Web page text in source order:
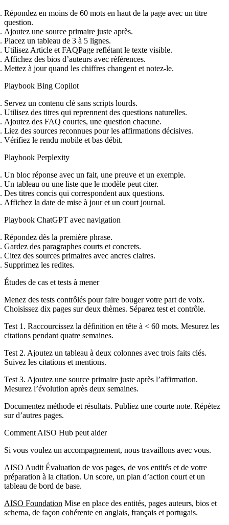
Répondez en moins de 60 mots en haut de la page avec un titre
question.
Ajoutez une source primaire juste après.
Placez un tableau de 3 à 5 lignes.
Utilisez Article et FAQPage reflétant le texte visible.
Affichez des bios d’auteurs avec références.
Mettez à jour quand les chiffres changent et notez‑le.
Playbook Bing Copilot
Servez un contenu clé sans scripts lourds.
Utilisez des titres qui reprennent des questions naturelles.
Ajoutez des FAQ courtes, une question chacune.
Liez des sources reconnues pour les affirmations décisives.
Vérifiez le rendu mobile et bas débit.
Playbook Perplexity
Un bloc réponse avec un fait, une preuve et un exemple.
Un tableau ou une liste que le modèle peut citer.
Des titres concis qui correspondent aux questions.
Affichez la date de mise à jour et un court journal.
Playbook ChatGPT avec navigation
Répondez dès la première phrase.
Gardez des paragraphes courts et concrets.
Citez des sources primaires avec ancres claires.
Supprimez les redites.
Études de cas et tests à mener
Menez des tests contrôlés pour faire bouger votre part de voix.
Choisissez dix pages sur deux thèmes. Séparez test et contrôle.
Test 1. Raccourcissez la définition en tête à < 60 mots. Mesurez les
citations pendant quatre semaines.
Test 2. Ajoutez un tableau à deux colonnes avec trois faits clés.
Suivez les citations et mentions.
Test 3. Ajoutez une source primaire juste après l’affirmation.
Mesurez l’évolution après deux semaines.
Documentez méthode et résultats. Publiez une courte note. Répétez
sur d’autres pages.
Comment AISO Hub peut aider
Si vous voulez un accompagnement, nous travaillons avec vous.
AISO Audit Évaluation de vos pages, de vos entités et de votre
préparation à la citation. Un score, un plan d’action court et un
tableau de bord de base.
AISO Foundation Mise en place des entités, pages auteurs, bios et
schema, de façon cohérente en anglais, français et portugais.